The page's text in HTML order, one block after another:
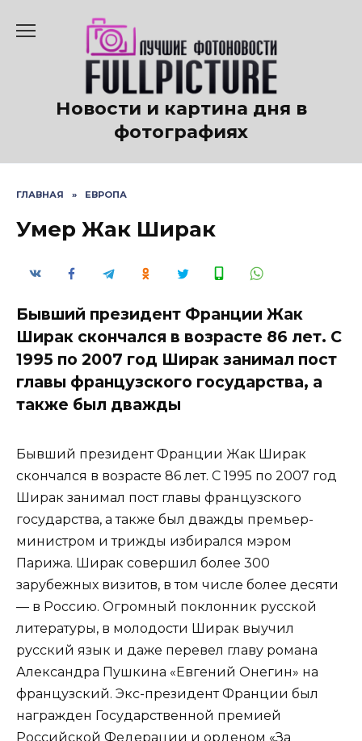
содержанию
Новости и картина дня в
фотографиях
ГЛАВНАЯ » ЕВРОПА
Умер Жак Ширак
Бывший президент Франции Жак
Ширак скончался в возрасте 86 лет. С
1995 по 2007 год Ширак занимал пост
главы французского государства, а
также был дважды
Бывший президент Франции Жак Ширак
скончался в возрасте 86 лет. С 1995 по 2007 год
Ширак занимал пост главы французского
государства, а также был дважды премьер-
министром и трижды избирался мэром
Парижа. Ширак совершил более 300
зарубежных визитов, в том числе более десяти
— в Россию. Огромный поклонник русской
литературы, в молодости Ширак выучил
русский язык и даже перевел главу романа
Александра Пушкина «Евгений Онегин» на
французский. Экс-президент Франции был
награжден Государственной премией
Российской Федерации и орденом «За